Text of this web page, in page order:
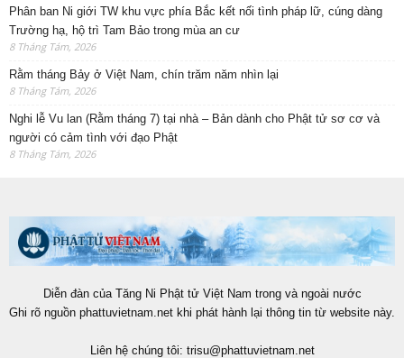
Phân ban Ni giới TW khu vực phía Bắc kết nối tình pháp lữ, cúng dàng
Trường hạ, hộ trì Tam Bảo trong mùa an cư
8 Tháng Tám, 2026
Rằm tháng Bảy ở Việt Nam, chín trăm năm nhìn lại
8 Tháng Tám, 2026
Nghi lễ Vu lan (Rằm tháng 7) tại nhà – Bản dành cho Phật tử sơ cơ và
người có cảm tình với đạo Phật
8 Tháng Tám, 2026
Diễn đàn của Tăng Ni Phật tử Việt Nam trong và ngoài nước
Ghi rõ nguồn phattuvietnam.net khi phát hành lại thông tin từ website này.
Liên hệ chúng tôi: trisu@phattuvietnam.net